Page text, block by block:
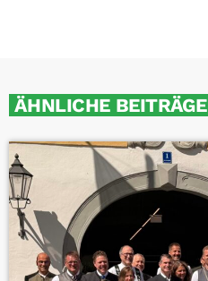
ÄHNLICHE BEITRÄGE